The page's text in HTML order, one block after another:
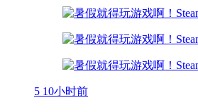
5 10小时前